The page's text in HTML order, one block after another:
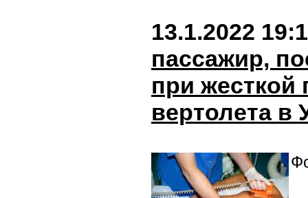
13.1.2022
пассажир,
при жесткой
вертолета в